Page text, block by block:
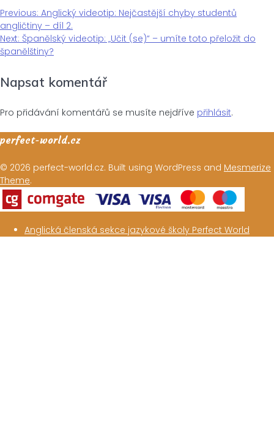
Navigace
pro
příspěvek
Previous: Previous
post:
Anglický videotip: Nejčastější chyby studentů
angličtiny – díl 2.
Next: Next
post:
Španělský videotip: „Učit (se)“ – umíte toto přeložit do
španělštiny?
Napsat komentář
Pro přidávání komentářů se musíte nejdříve přihlásit.
perfect-world.cz
© 2026 perfect-world.cz. Built using WordPress and Mesmerize
Theme.
Anglická členská sekce jazykové školy Perfect World